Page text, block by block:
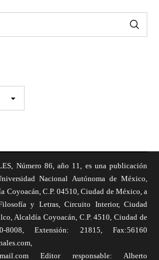
Número 86, año 11, es una publicación
Nacional Autónoma de México,
Coyoacán, C.P. 04510, Ciudad de México, a
y Letras, Circuito Interior, Ciudad
Alcaldía Coyoacán, C.P. 4510, Ciudad de
8008, Extensión: 21815, Fax:56160
Editor responsable: Alberto